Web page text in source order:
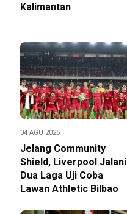
Kalimantan
04 AGU 2025
Jelang Community
Shield, Liverpool Jalani
Dua Laga Uji Coba
Lawan Athletic Bilbao